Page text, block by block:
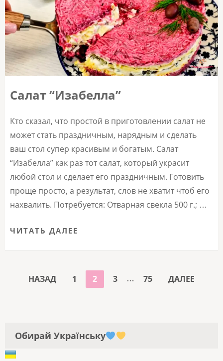
Салат “Изабелла”
Кто сказал, что простой в приготовлении салат не
может стать праздничным, нарядным и сделать
ваш стол супер красивым и богатым. Салат
“Изабелла” как раз тот салат, который украсит
любой стол и сделает его праздничным. Готовить
проще просто, а результат, слов не хватит чтоб его
нахвалить. Потребуется: Отварная свекла 500 г.; …
ЧИТАТЬ ДАЛЕЕ
ПАГИНАЦИЯ
НАЗАД СТРАНИЦА
1 СТРАНИЦА
2 СТРАНИЦА
3 … СТРАНИЦА
75 ДАЛЕЕ
Обирай Українську